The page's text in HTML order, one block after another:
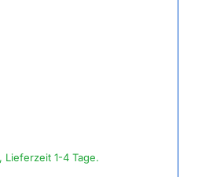
Lieferzeit 1-4 Tage.